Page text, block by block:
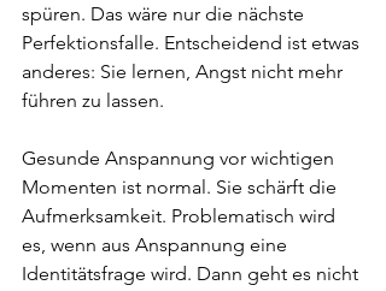
spüren. Das wäre nur die nächste
Perfektionsfalle. Entscheidend ist etwas
anderes: Sie lernen, Angst nicht mehr
führen zu lassen.
Gesunde Anspannung vor wichtigen
Momenten ist normal. Sie schärft die
Aufmerksamkeit. Problematisch wird
es, wenn aus Anspannung eine
Identitätsfrage wird. Dann geht es nicht